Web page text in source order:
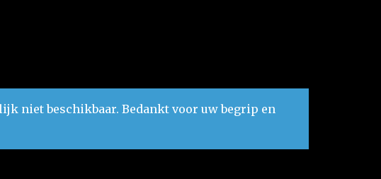
niet beschikbaar. Bedankt voor uw begrip en